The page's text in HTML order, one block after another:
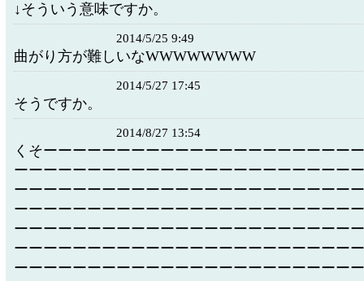
↓そういう意味ですか。
2014/5/25 9:49
曲がり方が難しいなWWWWWWWW
2014/5/27 17:45
そうですか。
2014/8/27 13:54
くそーーーーーーーーーーーーーーーーーーーーー
ーーーーーーーーーーーーーーーーーーーーーーー
ーーーーーーーーーーーーーーーーーーーーーーー
ーーーーーーーーーーーーーーーーーーーーーーー
ーーーーーーーーーーーーーーーーーーーーーーー
ーーーーーーーーーーーーーーーーーーーーーーー
ーーーーーーーーーーーーーーーーーーーーーーー